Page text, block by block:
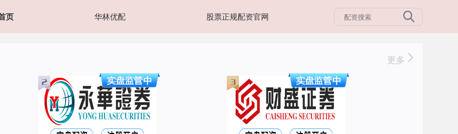
页 华林优配 股票正规配资官网
更多